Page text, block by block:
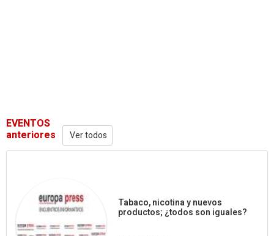
EVENTOS
anteriores Ver todos
Tabaco, nicotina y nuevos
productos; ¿todos son iguales?